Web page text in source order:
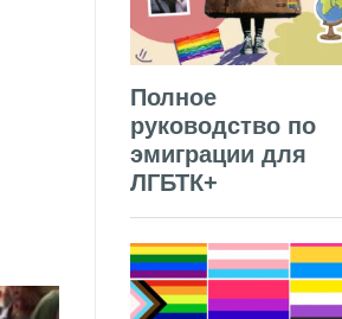
Полное
руководство по
эмиграции для
ЛГБТК+